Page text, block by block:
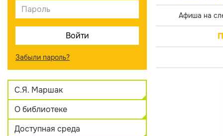
Забыли пароль?
С.Я. Маршак
О библиотеке
Доступная среда
Афиша на